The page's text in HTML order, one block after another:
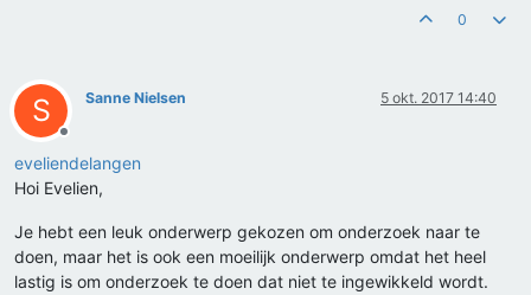
0
S
Offline
Sanne Nielsen 5 okt. 2017 14:40
eveliendelangen
Hoi Evelien,
Je hebt een leuk onderwerp gekozen om onderzoek naar te
doen, maar het is ook een moeilijk onderwerp omdat het heel
lastig is om onderzoek te doen dat niet te ingewikkeld wordt.